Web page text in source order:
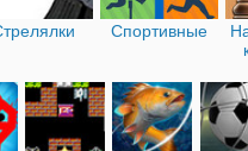
Спортивные